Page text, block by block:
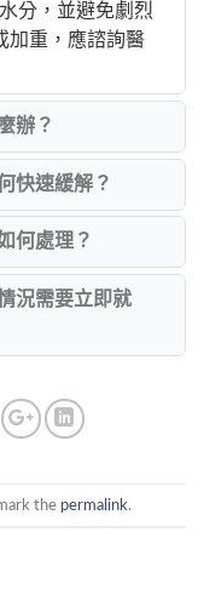
分，並避免劇烈
加重，應諮詢醫
辦？
快速緩解？
何處理？
況需要立即就
the permalink.